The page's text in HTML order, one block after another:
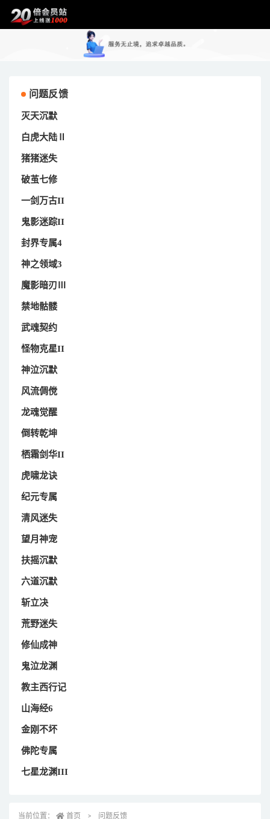
问题反馈
灭天沉默
白虎大陆Ⅱ
猪猪迷失
破茧七修
一剑万古II
鬼影迷踪II
封界专属4
神之领域3
魔影暗刃Ⅲ
禁地骷髅
武魂契约
怪物克星II
神泣沉默
风流倜傥
龙魂觉醒
倒转乾坤
栖霜剑华II
虎啸龙诀
纪元专属
清风迷失
望月神宠
扶摇沉默
六道沉默
斩立决
荒野迷失
修仙成神
鬼泣龙渊
教主西行记
山海经6
金刚不坏
佛陀专属
七星龙渊III
当前位置： 首页 问题反馈